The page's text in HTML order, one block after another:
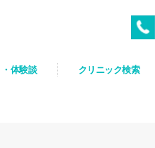
体験談 クリニック検索